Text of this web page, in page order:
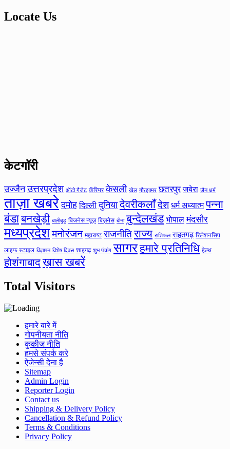
Locate Us
केटगॉरी
उज्जैन उत्तरप्रदेश ऑटो गैजेट कॅरियर केसली खेल गौरझामर छतरपुर जबेरा जैन धर्म
ताज़ा खबरे दमोह दिल्ली दुनिया देवरीकलाँदेश धर्म अध्यात्म पन्ना
बंडाबनखेड़ी बालीबुड बिजनेस न्यूज़ बिज़नेस बीना बुन्देलखंड भोपाल मंदसौर
मध्यप्रदेशमनोरंजन महाराष्ट राजनीतिराज्य राशिफल राहतगढ़ रिलेशनसिप
लाइफ स्टाइल विज्ञापन विशेष दिवस शाहगढ़ शुभ पंचांग सागरहमारे प्रतिनिधि हेल्थ
होशंगाबादख़ास खबरें
Total Visitors
हमारे बारे में
गोपनीयता नीति
कुकीज नीति
हमसे संपर्क करे
ऐजेन्सी देना है
Sitemap
Admin Login
Reporter Login
Contact us
Shipping & Delivery Policy
Cancellation & Refund Policy
Terms & Conditions
Privacy Policy